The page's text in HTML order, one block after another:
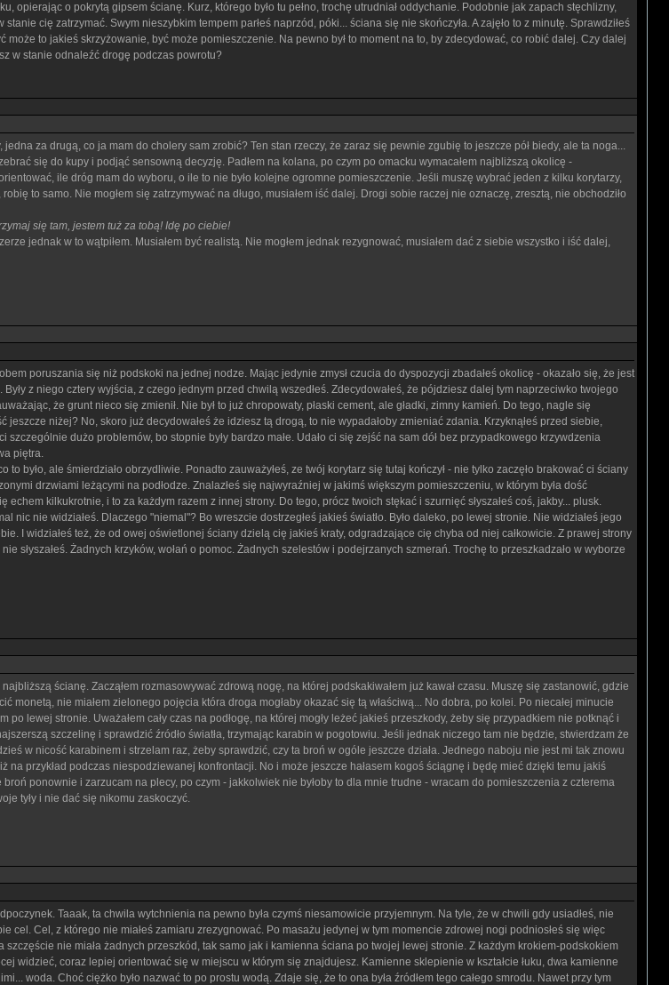
opierając o pokrytą gipsem ścianę. Kurz, którego było tu pełno, trochę utrudniał oddychanie. Podobnie jak zapach stęchlizny,
stanie cię zatrzymać. Swym nieszybkim tempem parłeś naprzód, póki... ściana się nie skończyła. A zajęło to z minutę. Sprawdziłeś
może to jakieś skrzyżowanie, być może pomieszczenie. Na pewno był to moment na to, by zdecydować, co robić dalej. Czy dalej
w stanie odnaleźć drogę podczas powrotu?
jedna za drugą, co ja mam do cholery sam zrobić? Ten stan rzeczy, że zaraz się pewnie zgubię to jeszcze pół biedy, ale ta noga...
się do kupy i podjąć sensowną decyzję. Padłem na kolana, po czym po omacku wymacałem najbliższą okolicę -
ile dróg mam do wyboru, o ile to nie było kolejne ogromne pomieszczenie. Jeśli muszę wybrać jeden z kilku korytarzy,
to samo. Nie mogłem się zatrzymywać na długo, musiałem iść dalej. Drogi sobie raczej nie oznaczę, zresztą, nie obchodziło
się tam, jestem tuż za tobą! Idę po ciebie!
jednak w to wątpiłem. Musiałem być realistą. Nie mogłem jednak rezygnować, musiałem dać z siebie wszystko i iść dalej,
poruszania się niż podskoki na jednej nodze. Mając jedynie zmysł czucia do dyspozycji zbadałeś okolicę - okazało się, że jest
z niego cztery wyjścia, z czego jednym przed chwilą wszedłeś. Zdecydowałeś, że pójdziesz dalej tym naprzeciwko twojego
że grunt nieco się zmienił. Nie był to już chropowaty, płaski cement, ale gładki, zimny kamień. Do tego, nagle się
jeszcze niżej? No, skoro już decydowałeś że idziesz tą drogą, to nie wypadałoby zmieniać zdania. Krzyknąłeś przed siebie,
dużo problemów, bo stopnie były bardzo małe. Udało ci się zejść na sam dół bez przypadkowego krzywdzenia
piętra.
to było, ale śmierdziało obrzydliwie. Ponadto zauważyłeś, ze twój korytarz się tutaj kończył - nie tylko zaczęło brakować ci ściany
drzwiami leżącymi na podłodze. Znalazłeś się najwyraźniej w jakimś większym pomieszczeniu, w którym była dość
echem kilkukrotnie, i to za każdym razem z innej strony. Do tego, prócz twoich stękać i szurnięć słyszałeś coś, jakby... plusk.
nic nie widziałeś. Dlaczego "niemal"? Bo wreszcie dostrzegłeś jakieś światło. Było daleko, po lewej stronie. Nie widziałeś jego
I widziałeś też, że od owej oświetlonej ściany dzielą cię jakieś kraty, odgradzające cię chyba od niej całkowicie. Z prawej strony
słyszałeś. Żadnych krzyków, wołań o pomoc. Żadnych szelestów i podejrzanych szmerań. Trochę to przeszkadzało w wyborze
ścianę. Zacząłem rozmasowywać zdrową nogę, na której podskakiwałem już kawał czasu. Muszę się zastanowić, gdzie
monetą, nie miałem zielonego pojęcia która droga mogłaby okazać się tą właściwą... No dobra, po kolei. Po niecałej minucie
po lewej stronie. Uważałem cały czas na podłogę, na której mogły leżeć jakieś przeszkody, żeby się przypadkiem nie potknąć i
szczelinę i sprawdzić źródło światła, trzymając karabin w pogotowiu. Jeśli jednak niczego tam nie będzie, stwierdzam że
w nicość karabinem i strzelam raz, żeby sprawdzić, czy ta broń w ogóle jeszcze działa. Jednego naboju nie jest mi tak znowu
przykład podczas niespodziewanej konfrontacji. No i może jeszcze hałasem kogoś ściągnę i będę mieć dzięki temu jakiś
ponownie i zarzucam na plecy, po czym - jakkolwiek nie byłoby to dla mnie trudne - wracam do pomieszczenia z czterema
tyły i nie dać się nikomu zaskoczyć.
Taaak, ta chwila wytchnienia na pewno była czymś niesamowicie przyjemnym. Na tyle, że w chwili gdy usiadłeś, nie
cel. Cel, z którego nie miałeś zamiaru zrezygnować. Po masażu jedynej w tym momencie zdrowej nogi podniosłeś się więc
nie miała żadnych przeszkód, tak samo jak i kamienna ściana po twojej lewej stronie. Z każdym krokiem-podskokiem
widzieć, coraz lepiej orientować się w miejscu w którym się znajdujesz. Kamienne sklepienie w kształcie łuku, dwa kamienne
woda. Choć ciężko było nazwać to po prostu wodą. Zdaje się, że to ona była źródłem tego całego smrodu. Nawet przy tym